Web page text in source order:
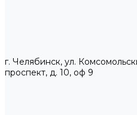
г. Челябинск, ул.
проспект, д. 10, оф 9